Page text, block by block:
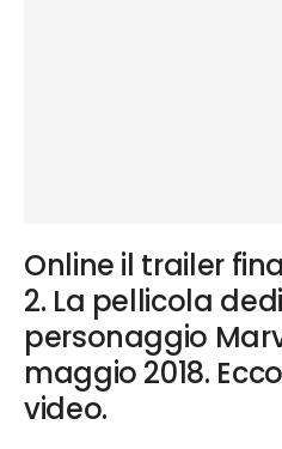
Online il trailer
2. La pellicola
personaggio
maggio 2018.
video.